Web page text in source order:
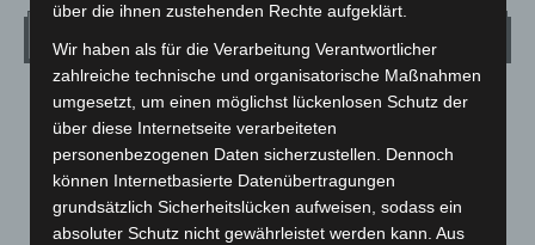
LANGENHAGEN
Klarer Himmel
18.5°C 20°
17.7°
über die ihnen zustehenden Rechte aufgeklärt.
Wir haben als für die Verarbeitung Verantwortlicher
zahlreiche technische und organisatorische Maßnahmen
umgesetzt, um einen möglichst lückenlosen Schutz der
über diese Internetseite verarbeiteten
personenbezogenen Daten sicherzustellen. Dennoch
können Internetbasierte Datenübertragungen
grundsätzlich Sicherheitslücken aufweisen, sodass ein
absoluter Schutz nicht gewährleistet werden kann. Aus